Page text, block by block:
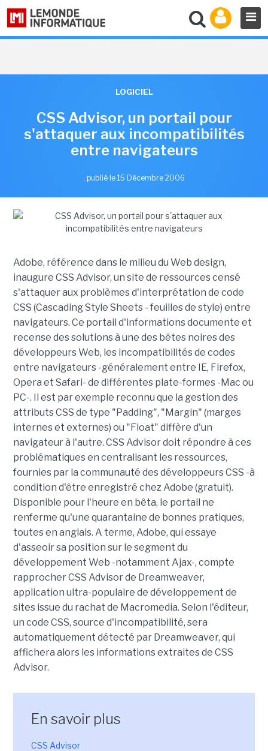
LOGICIEL
CSS Advisor, un portail pour
s'attaquer aux incompatibilités
entre navigateurs
, publié le 15 Décembre 2006
Adobe, référence dans le milieu du Web design,
inaugure CSS Advisor, un site de ressources censé
s'attaquer aux problèmes d'interprétation de code
CSS (Cascading Style Sheets - feuilles de style) entre
navigateurs. Ce portail d'informations documente et
recense des solutions à une des bêtes noires des
développeurs Web, les incompatibilités de codes
entre navigateurs -généralement entre IE, Firefox,
Opera et Safari- de différentes plate-formes -Mac ou
PC-. Il est par exemple reconnu que la gestion des
attributs CSS de type "Padding", "Margin" (marges
internes et externes) ou "Float" diffère d'un
navigateur à l'autre. CSS Advisor doit répondre à ces
problématiques en centralisant les ressources,
fournies par la communauté des développeurs CSS -à
condition d'être enregistré chez Adobe (gratuit).
Disponible pour l'heure en bêta, le portail ne
renferme qu'une quarantaine de bonnes pratiques,
toutes en anglais. A terme, Adobe, qui essaye
d'asseoir sa position sur le segment du
développement Web -notamment Ajax-, compte
rapprocher CSS Advisor de Dreamweaver,
application ultra-populaire de développement de
sites issue du rachat de Macromedia. Selon l'éditeur,
un code CSS, source d'incompatibilité, sera
automatiquement détecté par Dreamweaver, qui
affichera alors les informations extraites de CSS
Advisor.
En savoir plus
CSS Advisor